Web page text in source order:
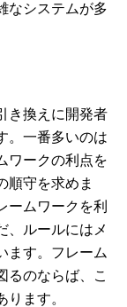
なシステムが多
き換えに開発者
。一番多いのは
ワークの利点を
順守を求めま
ームワークを利
、ルールにはメ
ます。フレーム
るのならば、こ
ます。